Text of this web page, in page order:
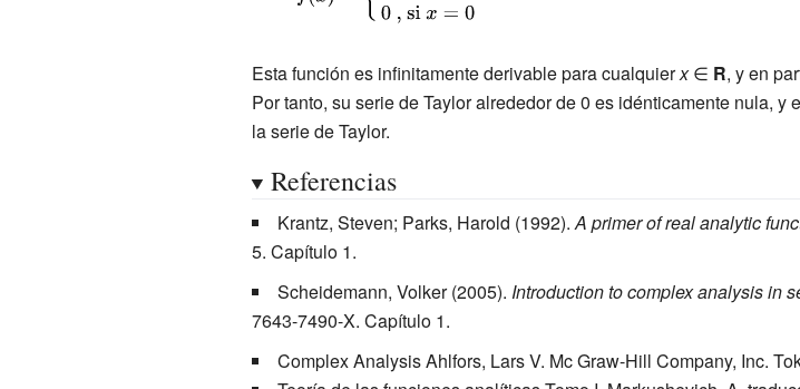
{{\begin{array}
}}x\neq 0\\0{\text{ , si
}}x=0\end{array}}\right.}
Esta función es infinitamente derivable para cualquierx ∈ R, y en
Por tanto, su serie de Taylor alrededor de 0 es idénticamente nula,
la serie de Taylor.
Referencias
Krantz, Steven; Parks, Harold (1992).A primer of real analytic
5. Capítulo 1.
Scheidemann, Volker (2005). Introduction to complex analysis in
7643-7490-X. Capítulo 1.
Complex Analysis Ahlfors, Lars V. Mc Graw-Hill Company, Inc.